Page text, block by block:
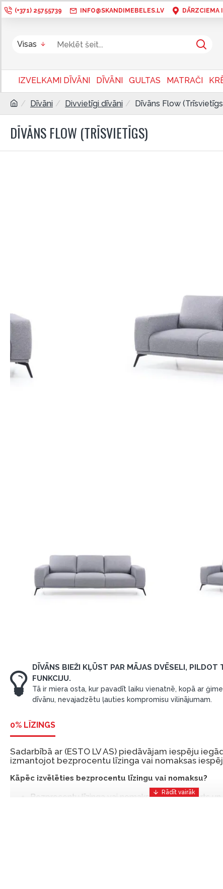
(+371) 25755739 INFO@SKANDIMEBELES.LV DĀRZCIEMA
Visas
IZVELKAMI DĪVĀNI DĪVĀNI GULTAS MATRAČI
Dīvāni Divvietīgi dīvāni Dīvāns Flow
DĪVĀNS FLOW (TRĪSVIETĪGS)
DĪVĀNS BIEŽI KĻŪST PAR MĀJAS DVĒSELI, PILDOT
FUNKCIJU.
Tā ir miera osta, kur pavadīt laiku vienatnē, kopā ar
dīvānu, nevajadzētu ļauties kompromisu vilinājumam.
0% LĪZINGS
Sadarbībā ar (ESTO LV AS) piedāvājam iespēju
izmantojot bezprocentu līzinga vai nomaksas
Kāpēc izvēlēties bezprocentu līzingu vai nomaksu?
Bezprocentu līzinga vai nomaksas iespēja ir ērts